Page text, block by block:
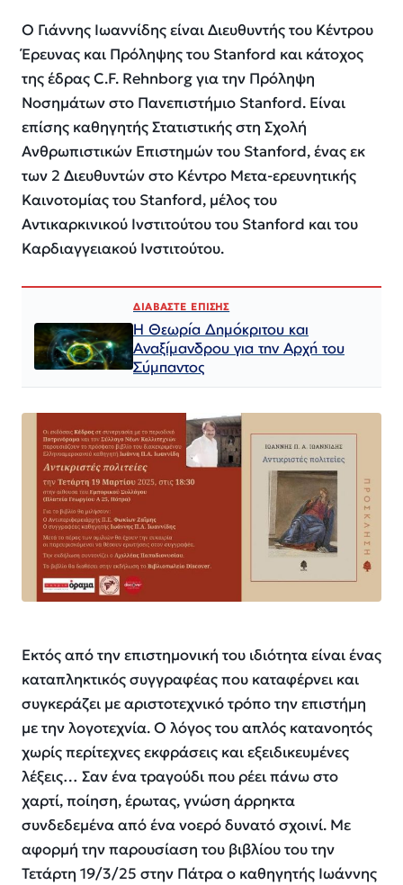
Ο Γιάννης Ιωαννίδης είναι Διευθυντής του Κέντρου
Έρευνας και Πρόληψης του Stanford και κάτοχος
της έδρας C.F. Rehnborgγια την Πρόληψη
Νοσημάτων στο Πανεπιστήμιο Stanford. Είναι
επίσης καθηγητής Στατιστικής στη Σχολή
Ανθρωπιστικών Επιστημών του Stanford, ένας εκ
των 2 Διευθυντών στο Κέντρο Μετα-ερευνητικής
Καινοτομίας του Stanford, μέλος του
Αντικαρκινικού Ινστιτούτου του Stanford και του
Καρδιαγγειακού Ινστιτούτου.
ΔΙΑΒΑΣΤΕ ΕΠΙΣΗΣ
Η Θεωρία Δημόκριτου και
Αναξίμανδρου για την Αρχή του
Σύμπαντος
Εκτός από την επιστημονική του ιδιότητα είναι ένας
καταπληκτικός συγγραφέας που καταφέρνει και
συγκεράζει με αριστοτεχνικό τρόπο την επιστήμη
με την λογοτεχνία. Ο λόγος του απλός κατανοητός
χωρίς περίτεχνες εκφράσεις και εξειδικευμένες
λέξεις… Σαν ένα τραγούδι που ρέει πάνω στο
χαρτί, ποίηση, έρωτας, γνώση άρρηκτα
συνδεδεμένα από ένα νοερό δυνατό σχοινί. Με
αφορμή την παρουσίαση του βιβλίου του την
Τετάρτη 19/3/25 στην Πάτρα ο καθηγητής Ιωάννης